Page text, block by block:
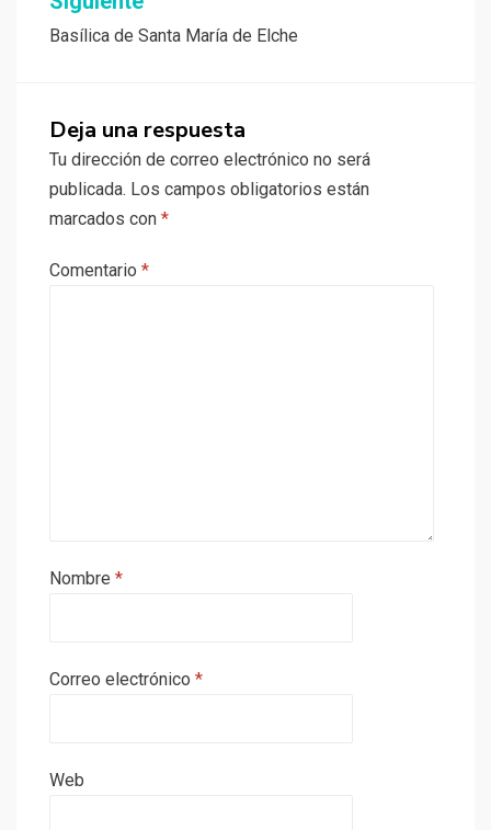
Basílica de Santa María de Elche
Deja una respuesta
Tu dirección de correo electrónico no será
publicada. Los campos obligatorios están
marcados con *
Comentario *
Nombre *
Correo electrónico *
Web